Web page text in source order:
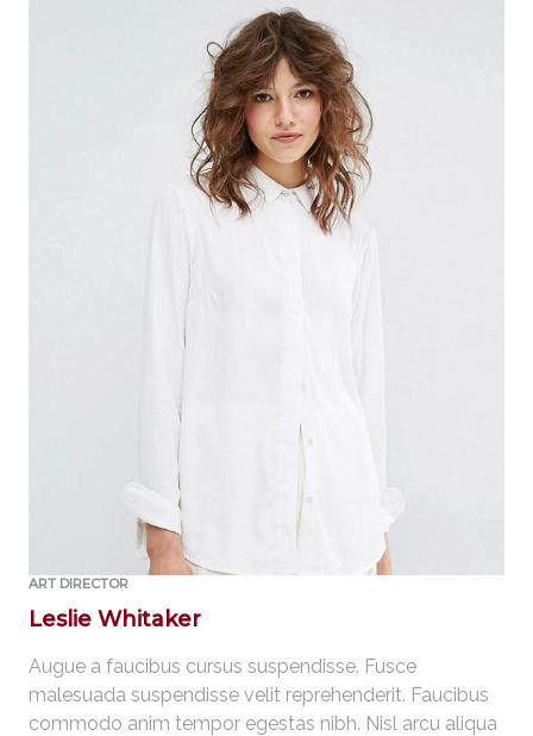
ART DIRECTOR
Leslie Whitaker
Augue a faucibus cursus suspendisse. Fusce
malesuada suspendisse velit reprehenderit. Faucibus
commodo anim tempor egestas nibh. Nisl arcu aliqua